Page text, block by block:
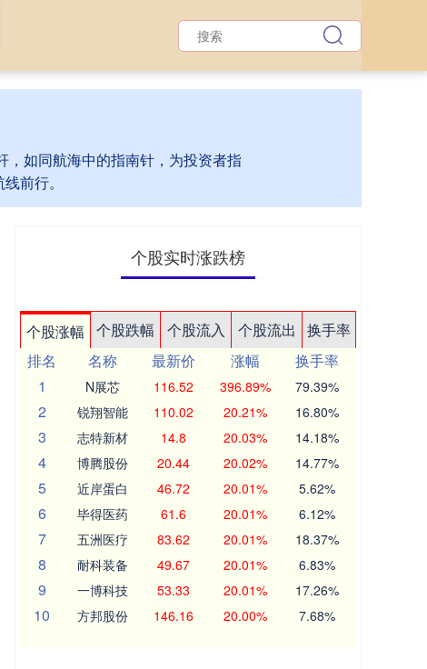
如同航海中的指南针，为投资者指
前行。
个股实时涨跌榜
个股涨幅 个股跌幅 个股流入 个股流出
换手率
排名
名称 最新价 涨幅
换手率
1
N展芯 116.52 396.89% 79.39%
2 锐翔智能 110.02 20.21% 16.80%
3 志特新材 14.8 20.03% 14.18%
4 博腾股份 20.44 20.02% 14.77%
5 近岸蛋白 46.72 20.01% 5.62%
6 毕得医药 61.6 20.01% 6.12%
7 五洲医疗 83.62 20.01% 18.37%
8 耐科装备 49.67 20.01% 6.83%
9 一博科技 53.33 20.01% 17.26%
10 方邦股份 146.16 20.00% 7.68%